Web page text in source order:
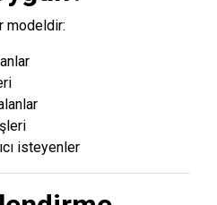
modeldir:
isteyenler